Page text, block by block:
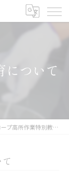
について
プ高所作業特別教育について